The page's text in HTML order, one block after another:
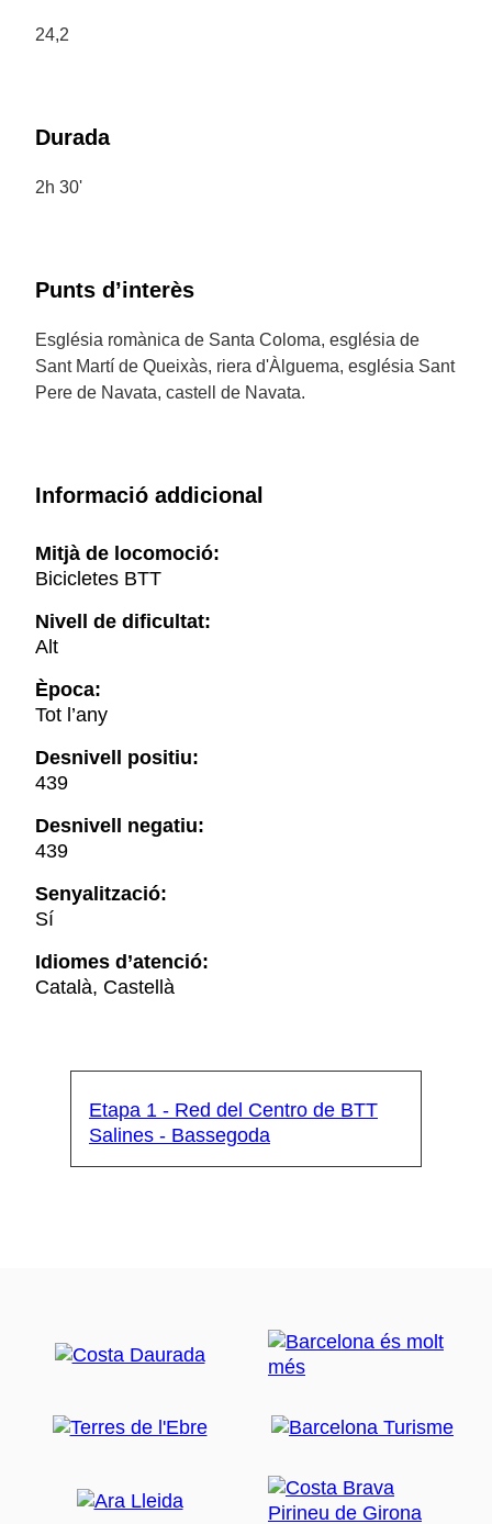
24,2
Durada
2h 30'
Punts d’interès
Església romànica de Santa Coloma, església de
Sant Martí de Queixàs, riera d'Àlguema, església Sant
Pere de Navata, castell de Navata.
Informació addicional
Mitjà de locomoció:
Bicicletes BTT
Nivell de dificultat:
Alt
Època:
Tot l’any
Desnivell positiu:
439
Desnivell negatiu:
439
Senyalització:
Sí
Idiomes d’atenció:
Català, Castellà
Etapa 1 - Red del Centro de BTT
Salines - Bassegoda